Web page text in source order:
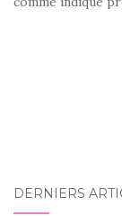
DERNIERS